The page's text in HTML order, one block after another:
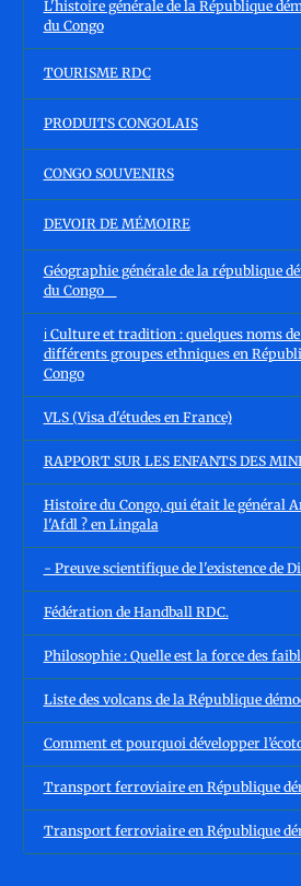
L'histoire générale de la République
du Congo
TOURISME RDC
PRODUITS CONGOLAIS
CONGO SOUVENIRS
DEVOIR DE MÉMOIRE
Géographie générale de la république
du Congo
ℹ️ Culture et tradition : quelques noms
différents groupes ethniques en
Congo
VLS (Visa d'études en France)
RAPPORT SUR LES ENFANTS DES
Histoire du Congo, qui était le général
l'Afdl ? en Lingala
- Preuve scientifique de l'existence de
Fédération de Handball RDC.
Philosophie : Quelle est la force des
Liste des volcans de la République
Comment et pourquoi développer
Transport ferroviaire en République
Transport ferroviaire en République